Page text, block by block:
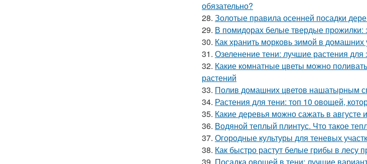
обязательно?
28. Золотые правила осенней посадки
29. В помидорах белые твердые прожилки:
30. Как хранить морковь зимой в
31. Озеленение тени: лучшие растения для
32. Какие комнатные цветы можно
растений
33. Полив домашних цветов нашатырным
34. Растения для тени: топ 10 овощей,
35. Какие деревья можно сажать в августе
36. Водяной теплый плинтус. Что такое
37. Огородные культуры для теневых
38. Как быстро растут белые грибы в лесу